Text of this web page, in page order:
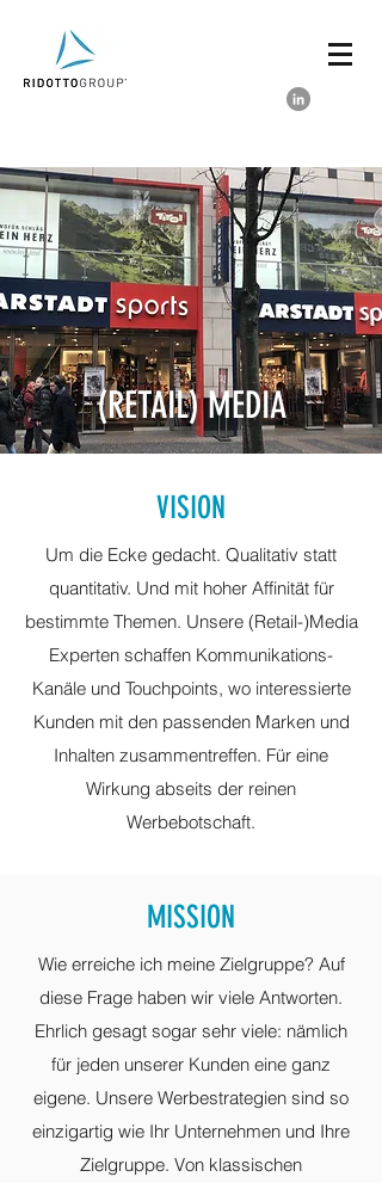
(RETAIL) MEDIA
VISION
Um die Ecke gedacht. Qualitativ statt
quantitativ. Und mit hoher Affinität für
bestimmte Themen. Unsere (Retail-)Media
Experten schaffen Kommunikations-
Kanäle und Touchpoints, wo interessierte
Kunden mit den passenden Marken und
Inhalten zusammentreffen. Für eine
Wirkung abseits der reinen
Werbebotschaft.
MISSION
Wie erreiche ich meine Zielgruppe? Auf
diese Frage haben wir viele Antworten.
Ehrlich gesagt sogar sehr viele: nämlich
für jeden unserer Kunden eine ganz
eigene. Unsere Werbestrategien sind so
einzigartig wie Ihr Unternehmen und Ihre
Zielgruppe. Von klassischen